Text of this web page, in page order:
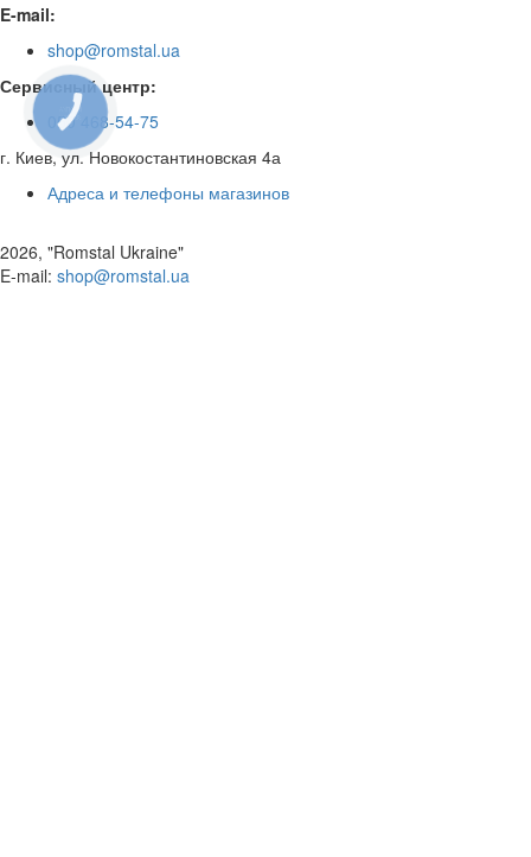
E-mail:
shop@romstal.ua
Сервисный центр:
050 468-54-75
г. Киев, ул. Новокостантиновская 4а
Адреса и телефоны магазинов
2026, "Romstal Ukraine"
​E-mail: shop@romstal.ua
КНОПКА
ЗВ'ЯЗКУ